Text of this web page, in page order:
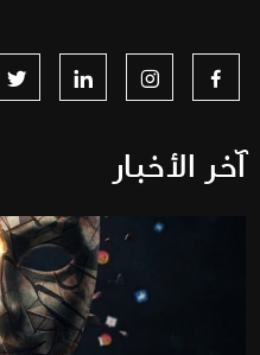
آخر الأخبار